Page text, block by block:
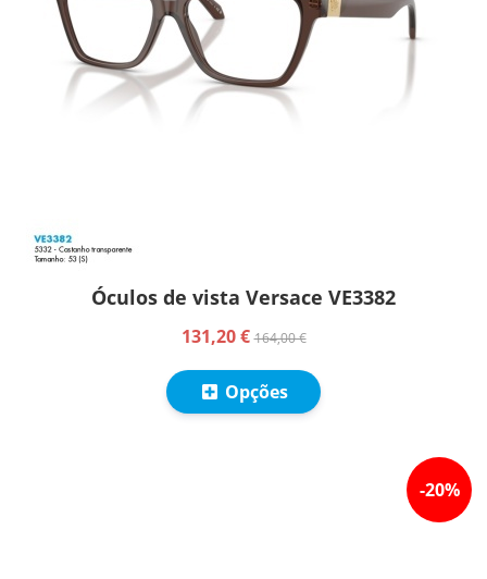
Óculos de vista Versace VE3382
131,20 €164,00 €
Opções
-20%